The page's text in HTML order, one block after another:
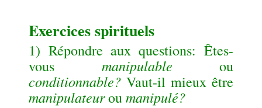
Exercices spirituels
1) Répondre aux questions: Êtes-
vous manipulable ou
conditionnable? Vaut-il mieux être
manipulateuroumanipulé?